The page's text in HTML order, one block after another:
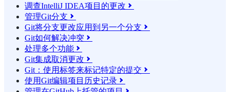
调查IntelliJ IDEA项目的更改 
管理Git分支 
Git将分支更改应用到另一个分支 
Git如何解决冲突 
处理多个功能 
Git集成取消更改 
Git：使用标签来标记特定的提交 
使用Git编辑项目历史记录 